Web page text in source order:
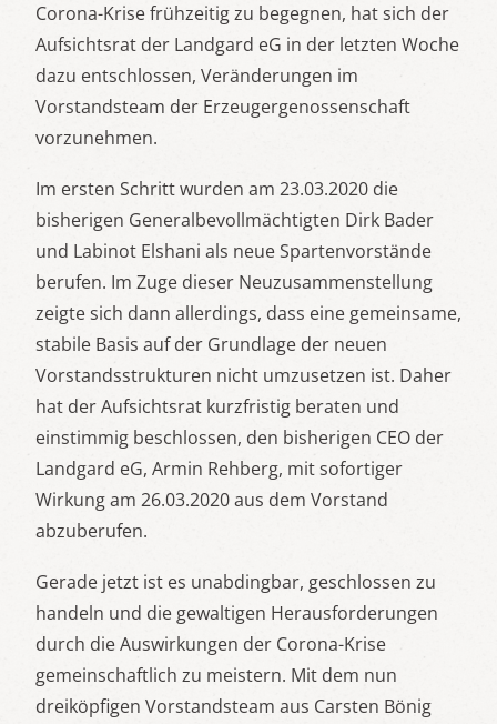
Corona-Krise frühzeitig zu begegnen, hat sich der
Aufsichtsrat der Landgard eG in der letzten Woche
dazu entschlossen, Veränderungen im
Vorstandsteam der Erzeugergenossenschaft
vorzunehmen.
Im ersten Schritt wurden am 23.03.2020 die
bisherigen Generalbevollmächtigten Dirk Bader
und Labinot Elshani als neue Spartenvorstände
berufen. Im Zuge dieser Neuzusammenstellung
zeigte sich dann allerdings, dass eine gemeinsame,
stabile Basis auf der Grundlage der neuen
Vorstandsstrukturen nicht umzusetzen ist. Daher
hat der Aufsichtsrat kurzfristig beraten und
einstimmig beschlossen, den bisherigen CEO der
Landgard eG, Armin Rehberg, mit sofortiger
Wirkung am 26.03.2020 aus dem Vorstand
abzuberufen.
Gerade jetzt ist es unabdingbar, geschlossen zu
handeln und die gewaltigen Herausforderungen
durch die Auswirkungen der Corona-Krise
gemeinschaftlich zu meistern. Mit dem nun
dreiköpfigen Vorstandsteam aus Carsten Bönig